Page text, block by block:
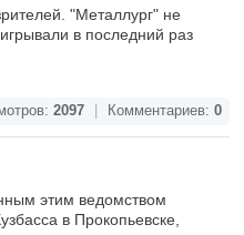
"Металлург" не
в последний раз
2097 Комментариев: 0
этим ведомством
в Прокопьевске,